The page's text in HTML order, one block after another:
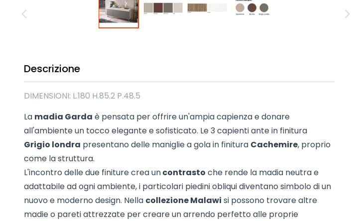
Madie industrial New York
Descrizione
DIMENSIONI: L.180 H.85.2 P.48.5
La madia Garda è pensata per offrire un'ampia capienza e donare
all'ambiente un tocco elegante e sofisticato. Le 3 capienti ante in finitura
Grigio londra presentano delle maniglie a gola in finitura Cachemire, proprio
come la struttura.
L'incontro delle due finiture crea uncontrasto che rende la madia neutra e
adattabile ad ogni ambiente, i particolari piedini obliqui diventano simbolo di un
nuovo e moderno design. Nella collezione Malawi si possono trovare altre
madie o pareti attrezzate per creare un arrendo perfetto alle proprie